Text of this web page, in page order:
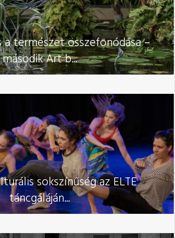
természet összefonódása –
második Art b...
sokszínűség az ELTE
táncgáláján...